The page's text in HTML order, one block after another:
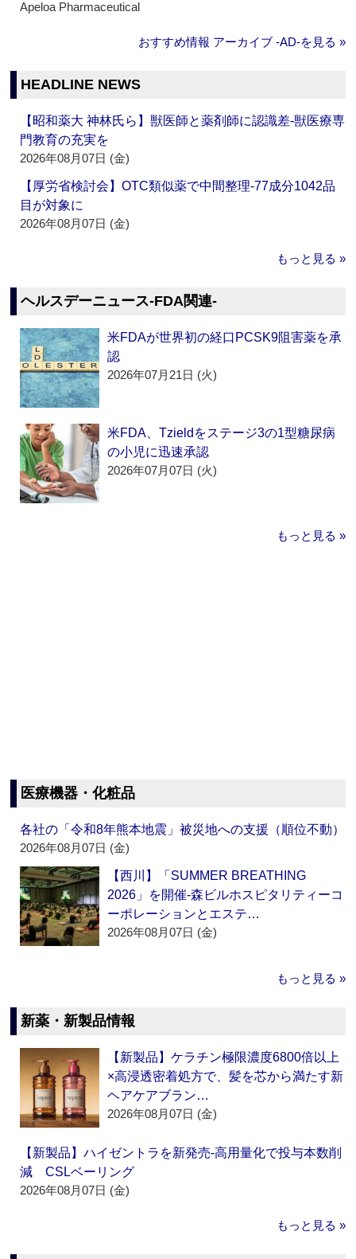
Apeloa Pharmaceutical
おすすめ情報 アーカイブ ‐AD‐を見る »
HEADLINE NEWS
【昭和薬大 神林氏ら】獣医師と薬剤師に認識差‐獣医療専
門教育の充実を
2026年08月07日 (金)
【厚労省検討会】OTC類似薬で中間整理‐77成分1042品
目が対象に
2026年08月07日 (金)
もっと見る »
ヘルスデーニュース‐FDA関連‐
米FDAが世界初の経口PCSK9阻害薬を承
認
2026年07月21日 (火)
米FDA、Tzieldをステージ3の1型糖尿病
の小児に迅速承認
2026年07月07日 (火)
もっと見る »
医療機器・化粧品
各社の「令和8年熊本地震」被災地への支援（順位不動）
2026年08月07日 (金)
【西川】「SUMMER BREATHING
2026」を開催‐森ビルホスピタリティーコ
ーポレーションとエステ…
2026年08月07日 (金)
もっと見る »
新薬・新製品情報
【新製品】ケラチン極限濃度6800倍以上
×高浸透密着処方で、髪を芯から満たす新
ヘアケアブラン…
2026年08月07日 (金)
【新製品】ハイゼントラを新発売‐高用量化で投与本数削
減 CSLベーリング
2026年08月07日 (金)
もっと見る »